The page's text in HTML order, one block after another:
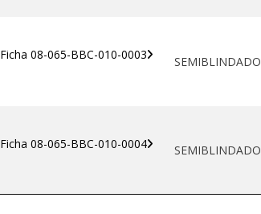
Ficha 08-065-BBC-010-0003 SEMIBLINDADO
Ficha 08-065-BBC-010-0004 SEMIBLINDADO